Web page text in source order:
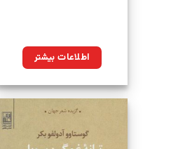
اطلاعات بیشتر